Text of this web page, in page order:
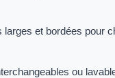
larges et bordées pour
ou